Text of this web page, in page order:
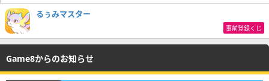
るぅみマスター
事前登録くじ
Game8からのお知らせ